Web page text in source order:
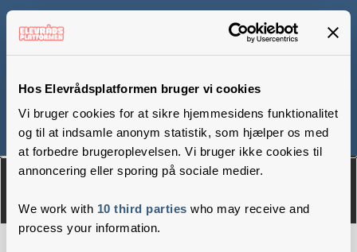
Hos Elevrådsplatformen bruger vi cookies
Vi bruger cookies for at sikre hjemmesidens funktionalitet
og til at indsamle anonym statistik, som hjælper os med
at forbedre brugeroplevelsen. Vi bruger ikke cookies til
annoncering eller sporing på sociale medier.
We work with 10 third parties who may receive and
process your information.
afd. Tisvilde
Om Medlemmer